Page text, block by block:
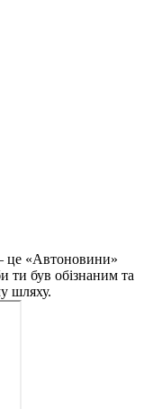
це «Автоновини»
ти був обізнаним та
шляху.